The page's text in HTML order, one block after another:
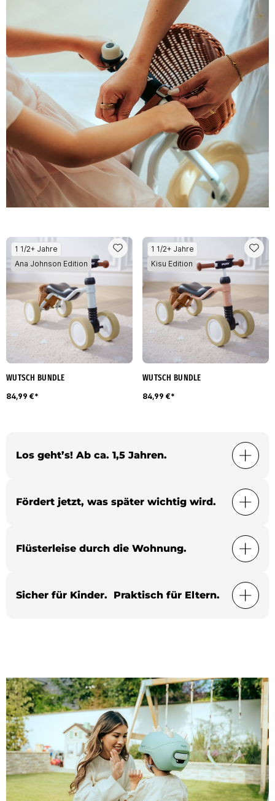
WUTSCH BUNDLE
84,99 €*
1 1/2+ Jahre
Ana Johnson Edition
WUTSCH BUNDLE
84,99 €*
1 1/2+ Jahre
Kisu Edition
Los geht’s! Ab ca. 1,5 Jahren.
Fördert jetzt, was später wichtig wird.
Flüsterleise durch die Wohnung.
Sicher für Kinder. Praktisch für Eltern.